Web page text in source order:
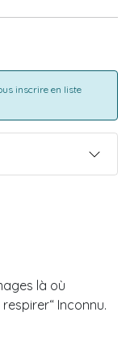
inscrire en liste
là où
Inconnu.